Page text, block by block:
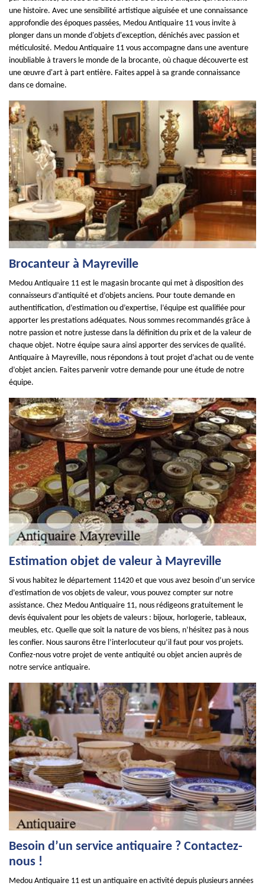
une histoire. Avec une sensibilité artistique aiguisée et une connaissance
approfondie des époques passées, Medou Antiquaire 11 vous invite à
plonger dans un monde d'objets d'exception, dénichés avec passion et
méticulosité. Medou Antiquaire 11 vous accompagne dans une aventure
inoubliable à travers le monde de la brocante, où chaque découverte est
une œuvre d'art à part entière. Faites appel à sa grande connaissance
dans ce domaine.
Brocanteur à Mayreville
Medou Antiquaire 11 est le magasin brocante qui met à disposition des
connaisseurs d’antiquité et d’objets anciens. Pour toute demande en
authentification, d’estimation ou d’expertise, l’équipe est qualifiée pour
apporter les prestations adéquates. Nous sommes recommandés grâce à
notre passion et notre justesse dans la définition du prix et de la valeur de
chaque objet. Notre équipe saura ainsi apporter des services de qualité.
Antiquaire à Mayreville, nous répondons à tout projet d’achat ou de vente
d’objet ancien. Faites parvenir votre demande pour une étude de notre
équipe.
Estimation objet de valeur à Mayreville
Si vous habitez le département 11420 et que vous avez besoin d’un service
d’estimation de vos objets de valeur, vous pouvez compter sur notre
assistance. Chez Medou Antiquaire 11, nous rédigeons gratuitement le
devis équivalent pour les objets de valeurs : bijoux, horlogerie, tableaux,
meubles, etc. Quelle que soit la nature de vos biens, n’hésitez pas à nous
les confier. Nous saurons être l’interlocuteur qu’il faut pour vos projets.
Confiez-nous votre projet de vente antiquité ou objet ancien auprès de
notre service antiquaire.
Besoin d’un service antiquaire ? Contactez-
nous !
Medou Antiquaire 11 est un antiquaire en activité depuis plusieurs années